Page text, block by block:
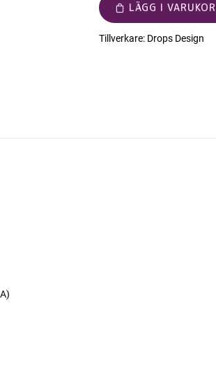
LÄGG I
Tillverkare: Drops Design